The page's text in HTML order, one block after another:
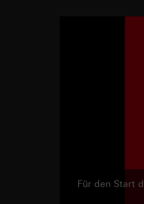
Für den Start